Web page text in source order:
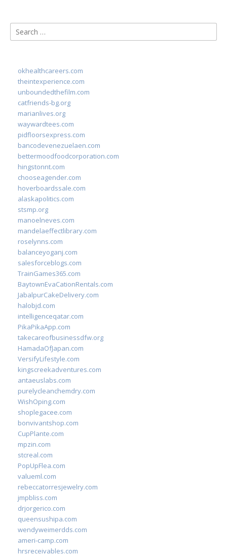
Search
for:
okhealthcareers.com
theintexperience.com
unboundedthefilm.com
catfriends-bg.org
marianlives.org
waywardtees.com
pidfloorsexpress.com
bancodevenezuelaen.com
bettermoodfoodcorporation.com
hingstonnt.com
chooseagender.com
hoverboardssale.com
alaskapolitics.com
stsmp.org
manoelneves.com
mandelaeffectlibrary.com
roselynns.com
balanceyoganj.com
salesforceblogs.com
TrainGames365.com
BaytownEvaCationRentals.com
JabalpurCakeDelivery.com
halobjd.com
intelligenceqatar.com
PikaPikaApp.com
takecareofbusinessdfw.org
HamadaOfJapan.com
VersifyLifestyle.com
kingscreekadventures.com
antaeuslabs.com
purelycleanchemdry.com
WishOping.com
shoplegacee.com
bonvivantshop.com
CupPlante.com
mpzin.com
stcreal.com
PopUpFlea.com
valueml.com
rebeccatorresjewelry.com
jmpbliss.com
drjorgerico.com
queensushipa.com
wendyweimerdds.com
ameri-camp.com
hrsreceivables.com